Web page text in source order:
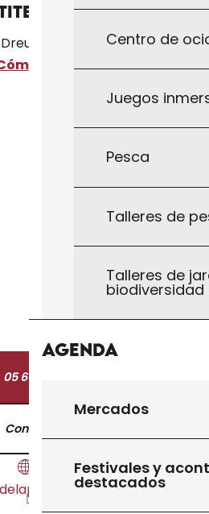
Centro de
Juegos
Pesca
Talleres de
Talleres de
biodiversidad
Agenda
Mercados
Festivales y
destacados
Fay
46300 Le Vigan
llegar
05 65 27 71
Contáctenos